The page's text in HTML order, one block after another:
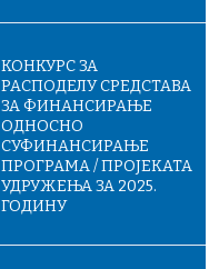
КОНКУРС ЗА
РАСПОДЕЛУ СРЕДСТАВА
ЗА ФИНАНСИРАЊЕ
ОДНОСНО
СУФИНАНСИРАЊЕ
ПРОГРАМА / ПРОЈЕКАТА
УДРУЖЕЊА ЗА 2025.
ГОДИНУ